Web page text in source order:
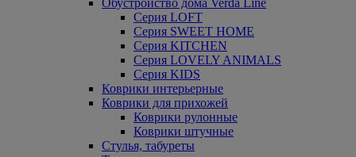
Обустройство дома Verda Line
Серия LOFT
Серия SWEET HOME
Серия KITCHEN
Серия LOVELY ANIMALS
Серия KIDS
Коврики интерьерные
Коврики для прихожей
Коврики рулонные
Коврики штучные
Стулья, табуреты